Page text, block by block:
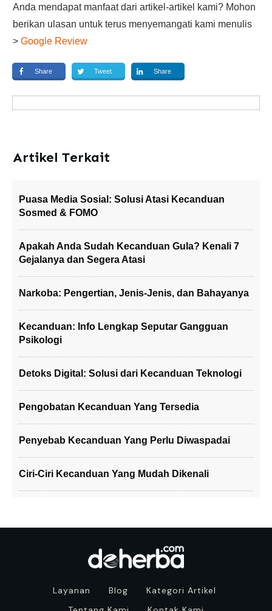
Anda mendapat manfaat dari artikel-artikel kami? Mohon
berikan ulasan untuk terus menyemangati kami menulis
> Google Review
Share Tweet Share
Artikel Terkait
Puasa Media Sosial: Solusi Atasi Kecanduan
Sosmed & FOMO
Apakah Anda Sudah Kecanduan Gula? Kenali 7
Gejalanya dan Segera Atasi
Narkoba: Pengertian, Jenis-Jenis, dan Bahayanya
Kecanduan: Info Lengkap Seputar Gangguan
Psikologi
Detoks Digital: Solusi dari Kecanduan Teknologi
Pengobatan Kecanduan Yang Tersedia
Penyebab Kecanduan Yang Perlu Diwaspadai
Ciri-Ciri Kecanduan Yang Mudah Dikenali
Layanan Blog
Kategori Artikel